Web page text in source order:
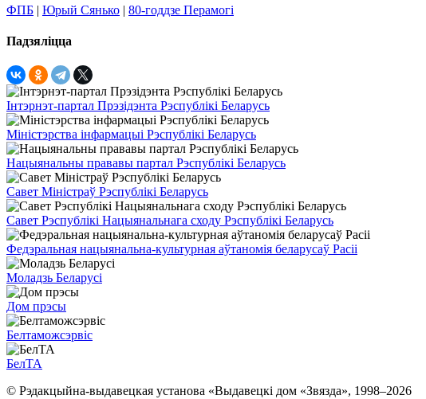
ФПБ | Юрый Сянько | 80-годдзе Перамогі
Падзяліцца
Інтэрнэт-партал Прэзідэнта Рэспублікі Беларусь
Міністэрства інфармацыі Рэспублікі Беларусь
Нацыянальны прававы партал Рэспублікі Беларусь
Савет Міністраў Рэспублікі Беларусь
Савет Рэспублікі Нацыянальнага сходу Рэспублікі Беларусь
Федэральная нацыянальна-культурная аўтаномія беларусаў Расіі
Моладзь Беларусі
Дом прэсы
Белтаможсэрвіс
БелТА
© Рэдакцыйна-выдавецкая установа «Выдавецкі дом «Звязда», 1998–2026